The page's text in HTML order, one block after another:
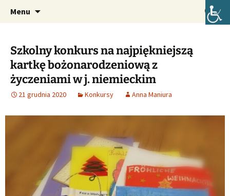
Szkoła Podstawowa im. Józefa
Lompy w Lubszy
Oficjalna strona internetowa szkoły.
Menu Szukaj:
Szkolny konkurs na najpiękniejszą
kartkę bożonarodzeniową z
życzeniami w j. niemieckim
21 grudnia 2020 Konkursy Anna Maniura